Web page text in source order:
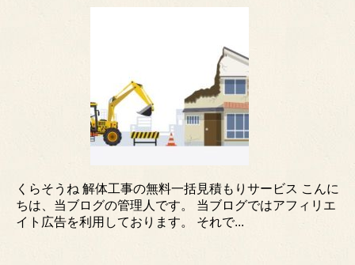
くらそうね 解体工事の無料一括見積もりサービス こんに
ちは、当ブログの管理人です。 当ブログではアフィリエ
イト広告を利用しております。 それで...